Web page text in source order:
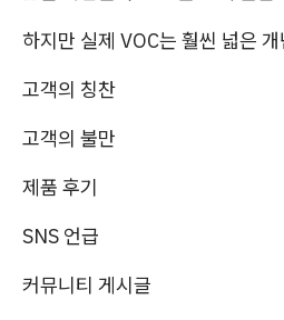
하지만 실제 VOC는 훨씬 넓은
고객의 칭찬
고객의 불만
제품 후기
SNS 언급
커뮤니티 게시글